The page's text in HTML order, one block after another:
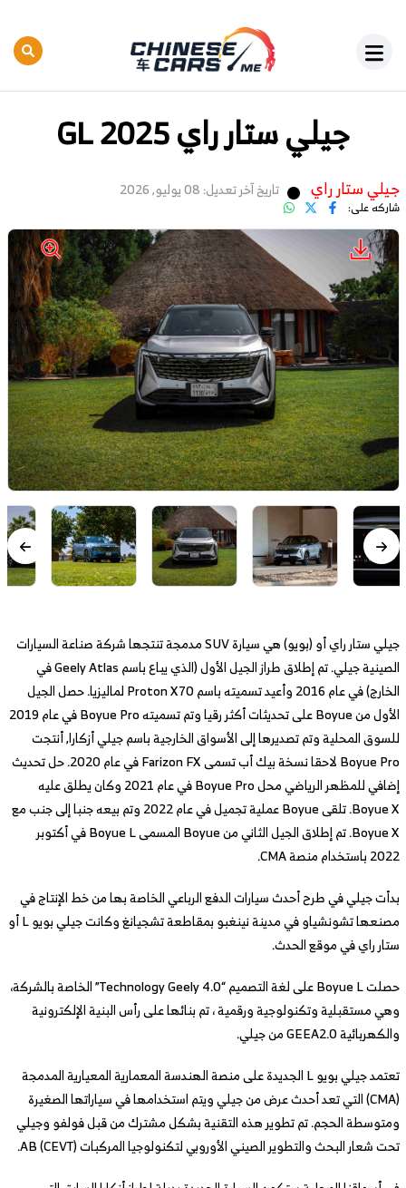
جيلي ستار راي GL 2025
جيلي ستار راي تاريخ آخر تعديل: 08 يوليو, 2026
شاركه على:
جيلي ستار راي أو (بويو) هي سيارة SUV مدمجة تنتجها شركة صناعة السيارات
الصينية جيلي. تم إطلاق طراز الجيل الأول (الذي يباع باسم Geely Atlas في
الخارج) في عام 2016 وأعيد تسميته باسم Proton X70 لماليزيا. حصل الجيل
الأول من Boyue على تحديثات أكثر رقيا وتم تسميته Boyue Pro في عام 2019
للسوق المحلية وتم تصديرها إلى الأسواق الخارجية باسم جيلي أزكارا, أنتجت
Boyue Pro لاحقا نسخة بيك أب تسمى Farizon FX في عام 2020. حل تحديث
إضافي للمظهر الرياضي محل Boyue Pro في عام 2021 وكان يطلق عليه
Boyue X. تلقى Boyue عملية تجميل في عام 2022 وتم بيعه جنبا إلى جنب مع
Boyue X. تم إطلاق الجيل الثاني من Boyue المسمى Boyue L في أكتوبر
2022 باستخدام منصة CMA.
بدأت جيلي في طرح أحدث سيارات الدفع الرباعي الخاصة بها من خط الإنتاج في
مصنعها تشونشياو في مدينة نينغبو بمقاطعة تشجيانغ وكانت جيلي بويو L أو
ستار راي في موقع الحدث.
حصلت Boyue L على لغة التصميم “Technology Geely 4.0” الخاصة بالشركة،
وهي مستقبلية وتكنولوجية ورقمية ، تم بنائها على رأس البنية الإلكترونية
والكهربائية GEEA2.0 من جيلي.
تعتمد جيلي بويو L الجديدة على منصة الهندسة المعمارية المعيارية المدمجة
(CMA) التي تعد أحدث عرض من جيلي ويتم استخدامها في سياراتها الصغيرة
ومتوسطة الحجم. تم تطوير هذه التقنية بشكل مشترك من قبل فولفو وجيلي
تحت شعار البحث والتطوير الصيني الأوروبي لتكنولوجيا المركبات AB (CEVT).